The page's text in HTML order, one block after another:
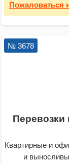
Пожаловаться
№ 3678
Перевозки
Квартирные и
и